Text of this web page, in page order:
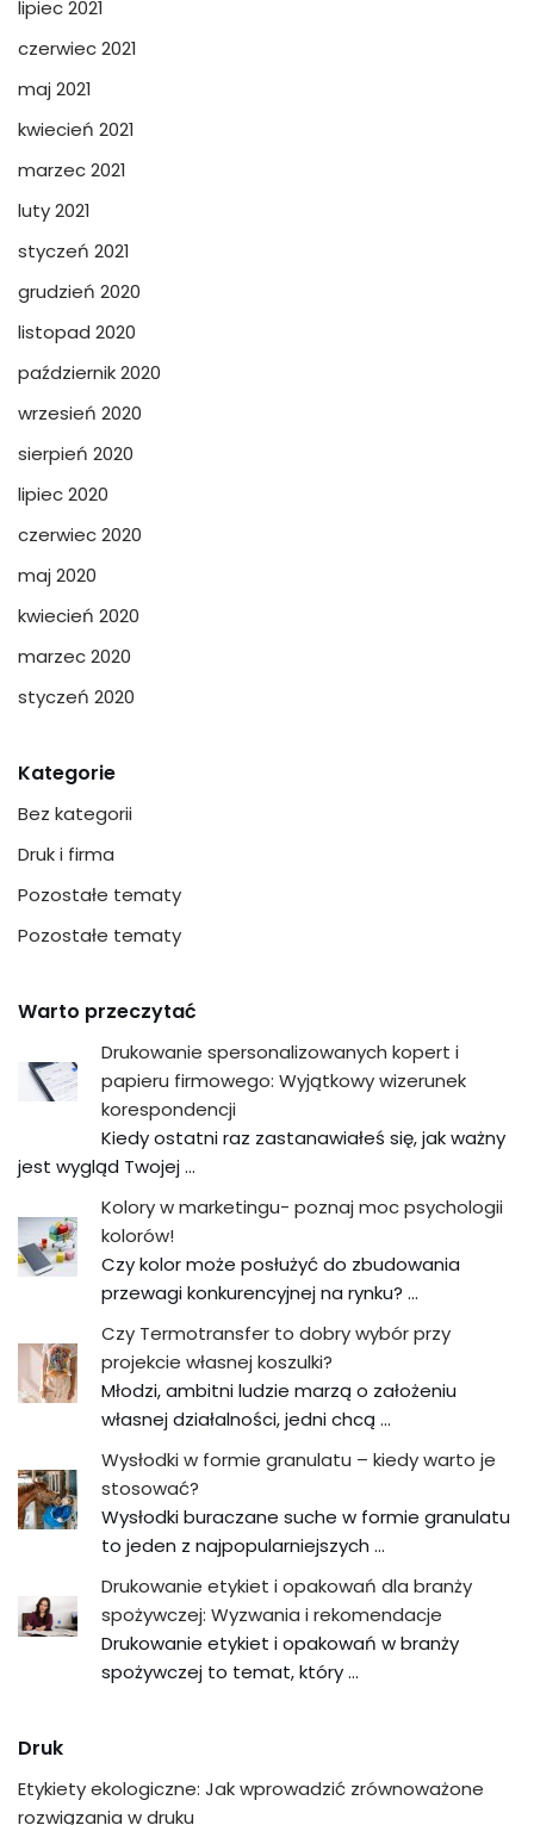
lipiec 2021
czerwiec 2021
maj 2021
kwiecień 2021
marzec 2021
luty 2021
styczeń 2021
grudzień 2020
listopad 2020
październik 2020
wrzesień 2020
sierpień 2020
lipiec 2020
czerwiec 2020
maj 2020
kwiecień 2020
marzec 2020
styczeń 2020
Kategorie
Bez kategorii
Druk i firma
Pozostałe tematy
Pozostałe tematy
Warto przeczytać
Drukowanie spersonalizowanych kopert i
papieru firmowego: Wyjątkowy wizerunek
korespondencji
Kiedy ostatni raz zastanawiałeś się, jak ważny
jest wygląd Twojej …
Kolory w marketingu- poznaj moc psychologii
kolorów!
Czy kolor może posłużyć do zbudowania
przewagi konkurencyjnej na rynku? …
Czy Termotransfer to dobry wybór przy
projekcie własnej koszulki?
Młodzi, ambitni ludzie marzą o założeniu
własnej działalności, jedni chcą …
Wysłodki w formie granulatu – kiedy warto je
stosować?
Wysłodki buraczane suche w formie granulatu
to jeden z najpopularniejszych …
Drukowanie etykiet i opakowań dla branży
spożywczej: Wyzwania i rekomendacje
Drukowanie etykiet i opakowań w branży
spożywczej to temat, który …
Druk
Etykiety ekologiczne: Jak wprowadzić zrównoważone
rozwiązania w druku